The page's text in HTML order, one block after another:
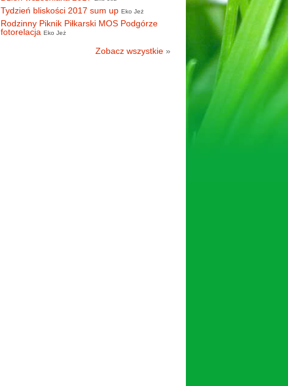
Tydzień bliskości 2017 sum up Eko Jeż
Rodzinny Piknik Piłkarski MOS Podgórze
fotorelacja Eko Jeż
Zobacz wszystkie »